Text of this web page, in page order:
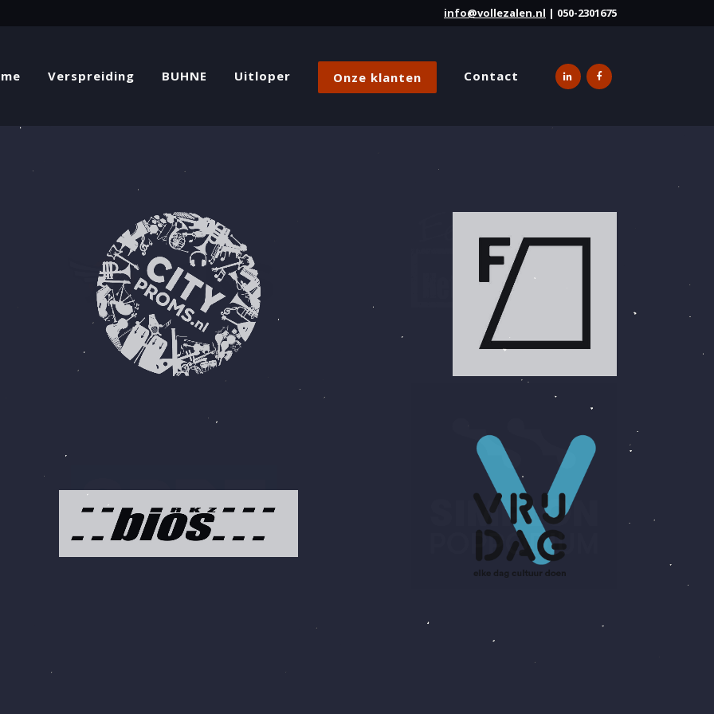
info@vollezalen.nl | 050-2301675
Verspreiding BUHNE Uitloper Onze klanten Contact